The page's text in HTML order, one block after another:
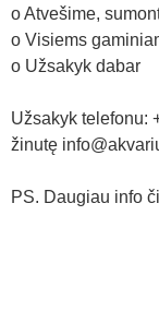
o Atvešime,
o Visiems
o Užsakyk dabar
Užsakyk telefonu:
žinutę
PS. Daugiau info